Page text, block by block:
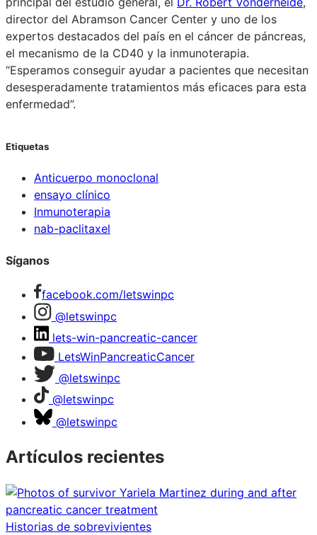
director del Abramson Cancer Center y uno de los
expertos destacados del país en el cáncer de páncreas,
el mecanismo de la CD40 y la inmunoterapia.
“Esperamos conseguir ayudar a pacientes que necesitan
desesperadamente tratamientos más eficaces para esta
enfermedad”.
Etiquetas
Anticuerpo monoclonal
ensayo clínico
Inmunoterapia
nab-paclitaxel
Síganos
facebook.com/letswinpc
@letswinpc
lets-win-pancreatic-cancer
LetsWinPancreaticCancer
@letswinpc
@letswinpc
@letswinpc
Artículos recientes
Historias de sobrevivientes